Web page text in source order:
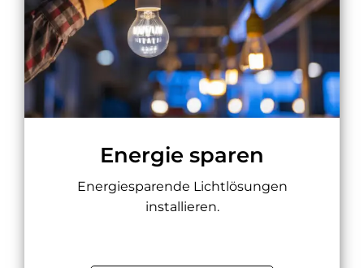
Energie sparen
Energiesparende Lichtlösungen
installieren.